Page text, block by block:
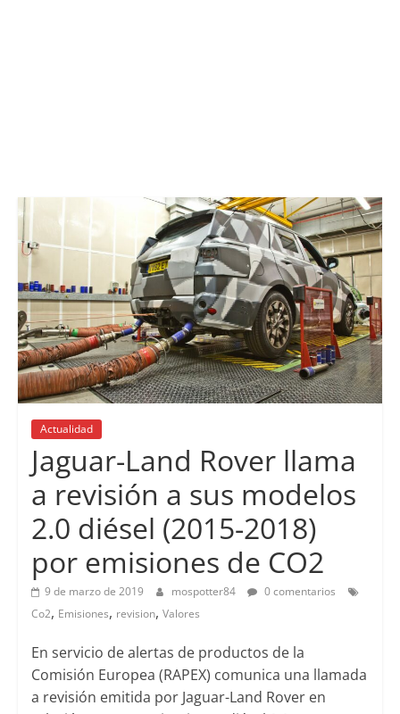
Actualidad
Jaguar-Land Rover llama
a revisión a sus modelos
2.0 diésel (2015-2018)
por emisiones de CO2
9 de marzo de 2019 mospotter84
0 comentarios
Co2, Emisiones, revision, Valores
En servicio de alertas de productos de la
Comisión Europea (RAPEX) comunica una llamada
a revisión emitida por Jaguar-Land Rover en